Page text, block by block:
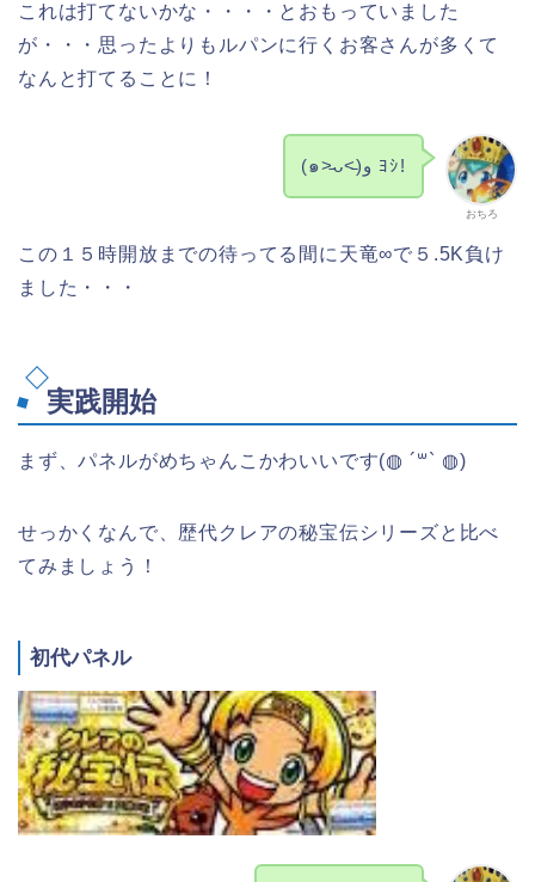
これは打てないかな・・・・とおもっていました
が・・・思ったよりもルパンに行くお客さんが多くて
なんと打てることに！
おちろ
(๑˃̵ᴗ˂̵)و ﾖｼ!
この１５時開放までの待ってる間に天竜∞で５.5K負け
ました・・・
実践開始
まず、パネルがめちゃんこかわいいです(◍︎ ´꒳` ◍︎)
せっかくなんで、歴代クレアの秘宝伝シリーズと比べ
てみましょう！
初代パネル